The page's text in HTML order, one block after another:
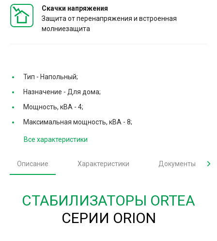
Скачки напряжения
Защита от перенапряжения и встроенная
молниезащита
Тип - Напольный;
Назначение - Для дома;
Мощность, кВА - 4;
Максимальная мощность, кВА - 8;
Все характеристики
Описание Характеристики Документы
СТАБИЛИЗАТОРЫ ORTEA
СЕРИИ ORION